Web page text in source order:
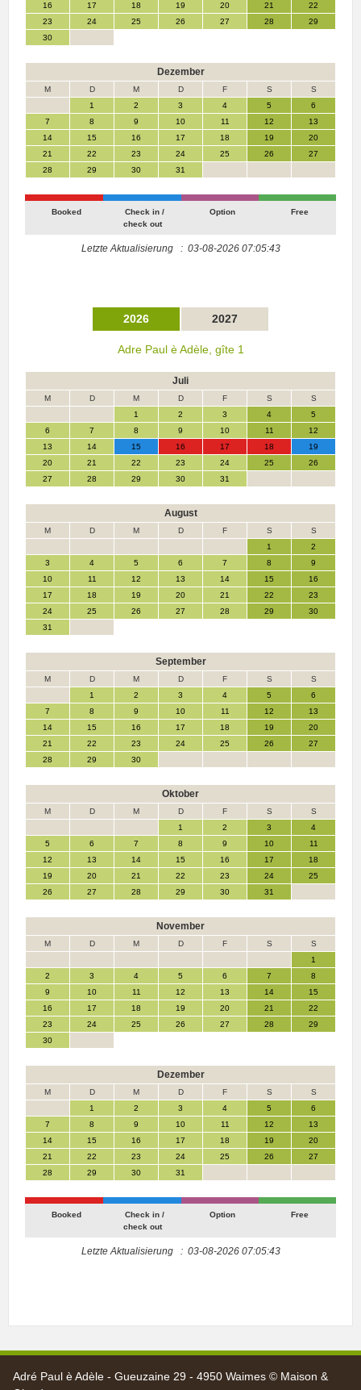
16
17 18 19 20 21
22
23
24 25 26 27 28
29
30
Dezember
M D M D F S
S
1
2 3 4 5
6
7
8 9 10 11 12
13
14
15 16 17 18 19
20
21
22 23 24 25 26
27
28
29 30 31
Booked
Check in /
check out
Option Free
Letzte Aktualisierung : 03-08-2026 07:05:43
2026 2027
Adre Paul è Adèle, gîte 1
Juli
M D M D F S
S
1
2 3 4
5
6
7 8 9 10 11
12
13
14 15 16 17 18
19
20
21 22 23 24 25
26
27
28 29 30 31
August
M D M D F S
S
1
2
3
4 5 6 7 8
9
10
11 12 13 14 15
16
17
18 19 20 21 22
23
24
25 26 27 28 29
30
31
September
M D M D F S
S
1
2 3 4 5
6
7
8 9 10 11 12
13
14
15 16 17 18 19
20
21
22 23 24 25 26
27
28
29 30
Oktober
M D M D F S
S
1
2 3
4
5
6 7 8 9 10
11
12
13 14 15 16 17
18
19
20 21 22 23 24
25
26
27 28 29 30 31
November
M D M D F S
S
1
2
3 4 5 6 7
8
9
10 11 12 13 14
15
16
17 18 19 20 21
22
23
24 25 26 27 28
29
30
Dezember
M D M D F S
S
1
2 3 4 5
6
7
8 9 10 11 12
13
14
15 16 17 18 19
20
21
22 23 24 25 26
27
28
29 30 31
Booked
Check in /
check out
Option Free
Letzte Aktualisierung : 03-08-2026 07:05:43
Adré Paul è Adèle - Gueuzaine 29 - 4950 Waimes © Maison &